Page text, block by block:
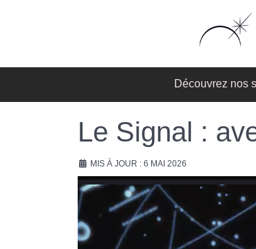
Découvrez nos
Le Signal :
MIS À JOUR : 6 MAI 2026